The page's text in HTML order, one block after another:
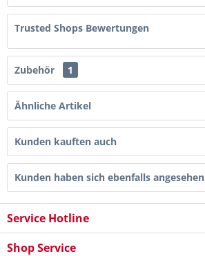
Trusted Shops Bewertungen
Zubehör 1
Ähnliche Artikel
Kunden kauften auch
Kunden haben sich ebenfalls angesehen
Service Hotline
Shop Service